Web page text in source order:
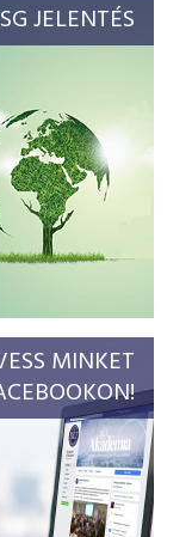
JELENTÉS
MINKET